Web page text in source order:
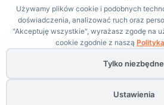
ZWRÓĆ ZAMÓWIENIE /
jeździecki z akcesoriami
Używamy plików cookie i podobnych
doświadczenia, analizować ruch oraz
"Akceptuję wszystkie", wyrażasz zgodę na
cookie zgodnie z naszą
Tylko niezbędne
Ustawienia